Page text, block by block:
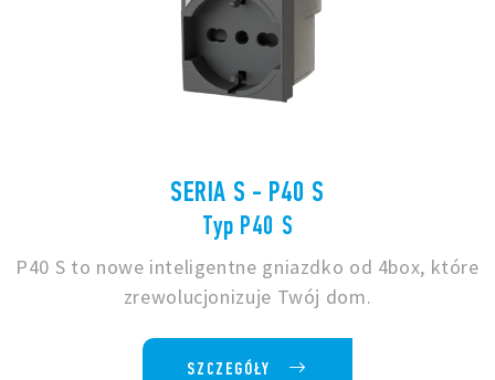
SERIA S - P40 S
Typ P40 S
P40 S to nowe inteligentne gniazdko od 4box, które
zrewolucjonizuje Twój dom.
SZCZEGÓŁY